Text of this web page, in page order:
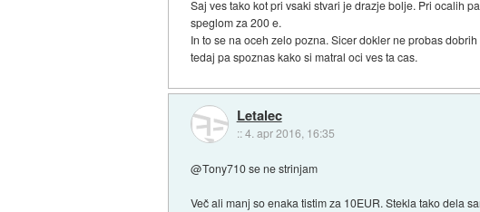
Saj ves tako kot pri vsaki stvari je drazje bolje. Pri ocalih
speglom za 200 e.
In to se na oceh zelo pozna. Sicer dokler ne probas
tedaj pa spoznas kako si matral oci ves ta cas.
Letalec
::4. apr 2016, 16:35
@Tony710 se ne strinjam
Več ali manj so enaka tistim za 10EUR. Stekla tako dela